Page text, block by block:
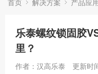
首页 解决方案 产品应
乐泰螺纹锁固胶
里？
作者：汉高乐泰 更新时